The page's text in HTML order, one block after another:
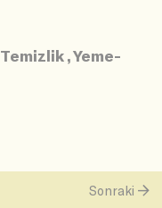
Temizlik ,Yeme-
Sonraki